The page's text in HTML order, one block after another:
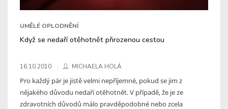
UMĚLÉ OPLODNĚNÍ
Když se nedaří otěhotnět přirozenou cestou
16.10.2010 MICHAELA HOLÁ
Pro každý pár je jistě velmi nepříjemné, pokud se jim z
nějakého důvodu nedaří otěhotnět. V případě, že je ze
zdravotních důvodů málo pravděpodobné nebo zcela